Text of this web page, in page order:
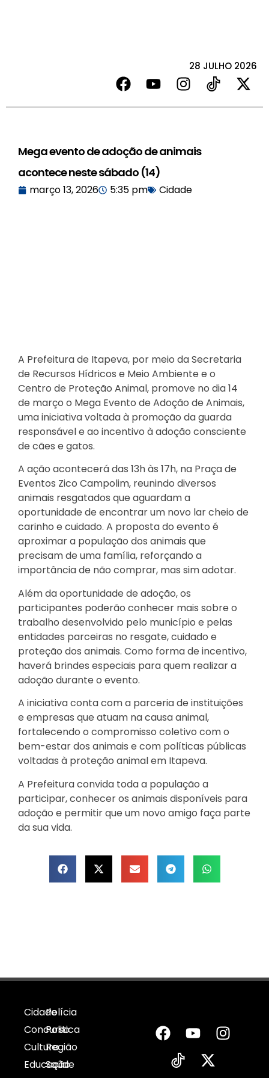
28 JULHO 2026
Mega evento de adoção de animais
acontece neste sábado (14)
março 13, 2026 5:35 pm Cidade
A Prefeitura de Itapeva, por meio da Secretaria
de Recursos Hídricos e Meio Ambiente e o
Centro de Proteção Animal, promove no dia 14
de março o Mega Evento de Adoção de Animais,
uma iniciativa voltada à promoção da guarda
responsável e ao incentivo à adoção consciente
de cães e gatos.
A ação acontecerá das 13h às 17h, na Praça de
Eventos Zico Campolim, reunindo diversos
animais resgatados que aguardam a
oportunidade de encontrar um novo lar cheio de
carinho e cuidado. A proposta do evento é
aproximar a população dos animais que
precisam de uma família, reforçando a
importância de não comprar, mas sim adotar.
Além da oportunidade de adoção, os
participantes poderão conhecer mais sobre o
trabalho desenvolvido pelo município e pelas
entidades parceiras no resgate, cuidado e
proteção dos animais. Como forma de incentivo,
haverá brindes especiais para quem realizar a
adoção durante o evento.
A iniciativa conta com a parceria de instituições
e empresas que atuam na causa animal,
fortalecendo o compromisso coletivo com o
bem-estar dos animais e com políticas públicas
voltadas à proteção animal em Itapeva.
A Prefeitura convida toda a população a
participar, conhecer os animais disponíveis para
adoção e permitir que um novo amigo faça parte
da sua vida.
Cidade
Concurso
Cultura
Educação
Polícia
Politica
Região
Saúde